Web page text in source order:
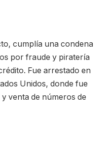
cumplía una condena
por fraude y piratería
Fue arrestado en
Unidos, donde fue
venta de números de